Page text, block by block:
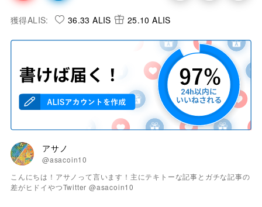
獲得ALIS: 36.33 ALIS 25.10 ALIS
アサノ
@asacoin10
こんにちは！アサノって言います！主にテキトーな記事とガチな記事の
差がヒドイやつTwitter @asacoin10